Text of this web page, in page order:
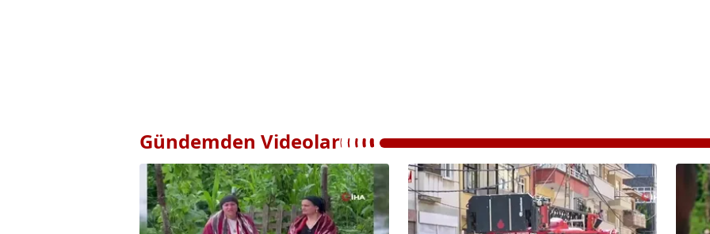
Gündemden Videolar